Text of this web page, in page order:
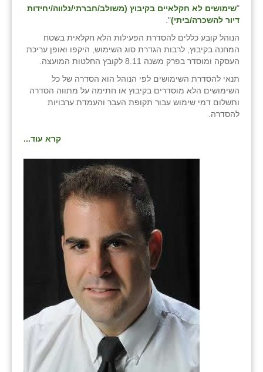
"שימושים לא חקלאיים בקיבוץ (משולב/חברתי/נלווה/יחידות
דיור להשכרה/ביתי)".
הנוהל קובע כללים להסדרת הפעילות הלא חקלאית בשטח
המחנה בקיבוץ, לרבות הגדרת סוג השימוש, היקפו ואופן עריכת
העסקה ומוסדר בפרק משנה 8.11 לקובץ החלטות המועצה.
תנאי להסדרת השימושים לפי הנוהל הוא הסדרה של כל
השימושים הלא מוסדרים בקיבוץ או חתימה על מתווה הסדרה
ותשלום דמי שימוש עבור תקופת העבר והעמדת ערבויות
להסדרה.
קרא עוד...